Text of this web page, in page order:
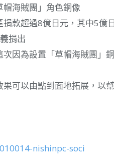
帽海賊團」角色銅像
款超過8億日元，其中5億
捐出
因為設置「草帽海賊團」
可以由點到面地拓展，以
nishinpc-soci